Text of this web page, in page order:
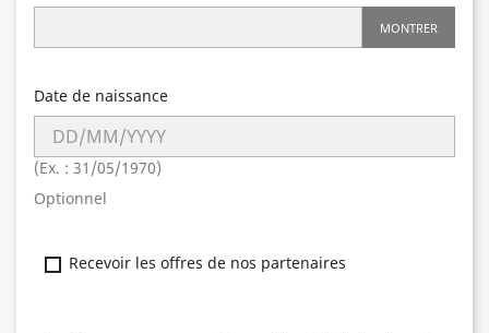
MONTRER
Date de naissance
(Ex. : 31/05/1970)
Optionnel
Recevoir les offres de nos partenaires